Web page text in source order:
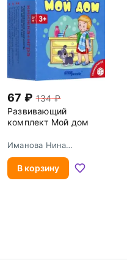
67
134
Развивающий
комплект Мой дом
Иманова Нина
В корзину